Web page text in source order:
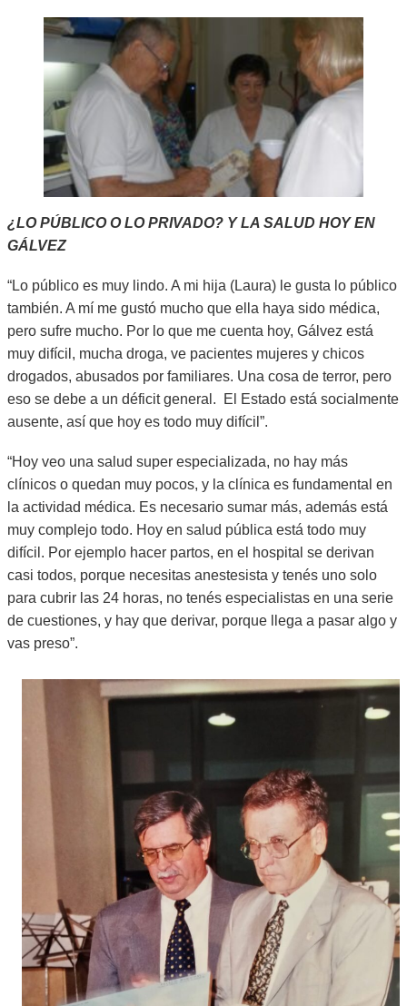
¿LO PÚBLICO O LO PRIVADO? Y LA SALUD HOY EN
GÁLVEZ
“Lo público es muy lindo. A mi hija (Laura) le gusta lo público
también. A mí me gustó mucho que ella haya sido médica,
pero sufre mucho. Por lo que me cuenta hoy, Gálvez está
muy difícil, mucha droga, ve pacientes mujeres y chicos
drogados, abusados por familiares. Una cosa de terror, pero
eso se debe a un déficit general. El Estado está socialmente
ausente, así que hoy es todo muy difícil”.
“Hoy veo una salud super especializada, no hay más
clínicos o quedan muy pocos, y la clínica es fundamental en
la actividad médica. Es necesario sumar más, además está
muy complejo todo. Hoy en salud pública está todo muy
difícil. Por ejemplo hacer partos, en el hospital se derivan
casi todos, porque necesitas anestesista y tenés uno solo
para cubrir las 24 horas, no tenés especialistas en una serie
de cuestiones, y hay que derivar, porque llega a pasar algo y
vas preso”.